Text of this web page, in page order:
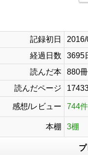
記録初日
経過日数
3695
読んだ本
880
読んだページ
感想/レビュー 744
本棚 3棚